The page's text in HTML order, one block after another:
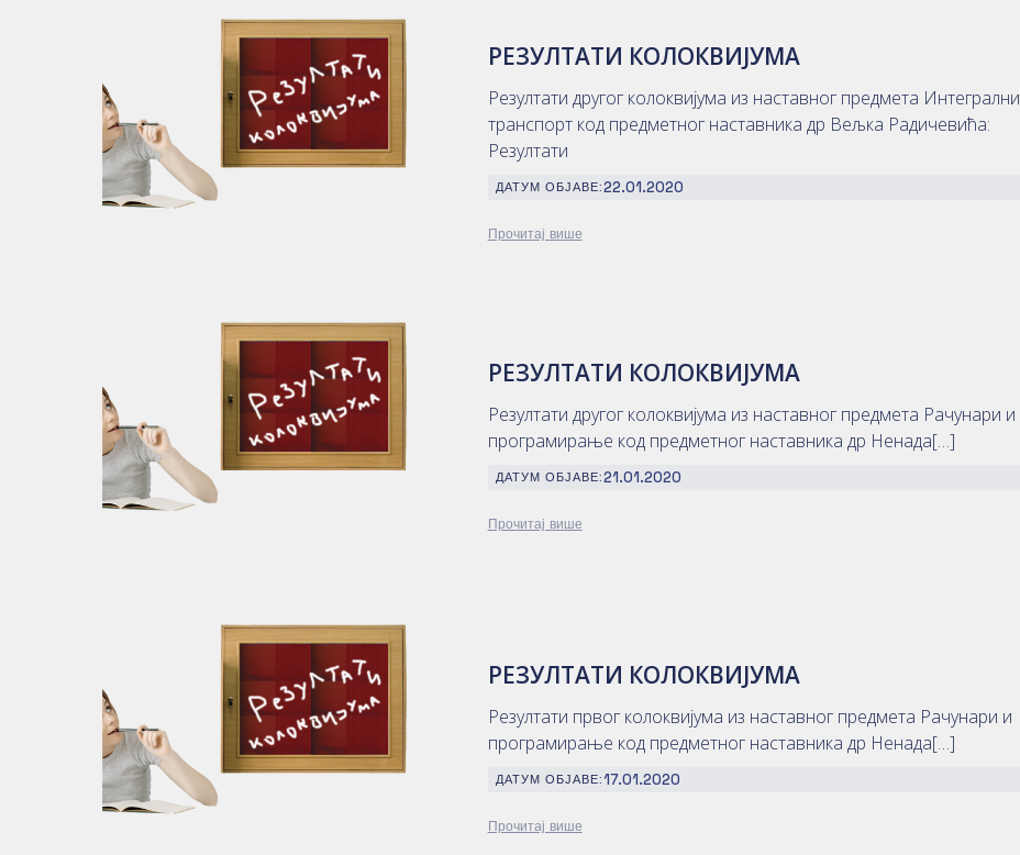
РЕЗУЛТАТИ КОЛОКВИЈУМА
Резултати другог колоквијума из наставног предмета Интегрални
транспорт код предметног наставника др Вељка Радичевића:
Резултати
ДАТУМ ОБЈАВЕ:22.01.2020
Прочитај више
РЕЗУЛТАТИ КОЛОКВИЈУМА
Резултати другог колоквијума из наставног предмета Рачунари и
програмирање код предметног наставника др Ненада[…]
ДАТУМ ОБЈАВЕ:21.01.2020
Прочитај више
РЕЗУЛТАТИ КОЛОКВИЈУМА
Резултати првог колоквијума из наставног предмета Рачунари и
програмирање код предметног наставника др Ненада[…]
ДАТУМ ОБЈАВЕ:17.01.2020
Прочитај више